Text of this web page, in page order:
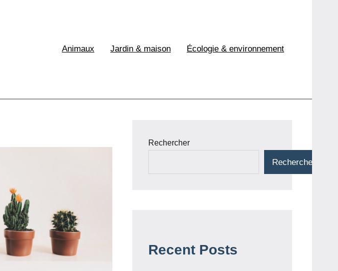
Animaux Jardin & maison Écologie & environnement
Rechercher
Rechercher
Recent Posts